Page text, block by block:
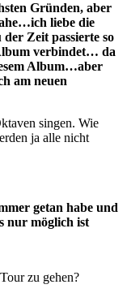
Gründen, aber
liebe die
Zeit passierte so
verbindet… da
Album…aber
am neuen
singen. Wie
ja alle nicht
getan habe und
nur möglich ist
zu gehen?